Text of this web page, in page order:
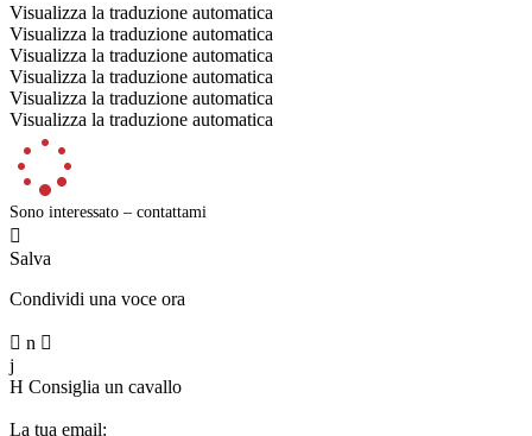
Visualizza la traduzione automatica
Visualizza la traduzione automatica
Visualizza la traduzione automatica
Visualizza la traduzione automatica
Visualizza la traduzione automatica
Visualizza la traduzione automatica
Sono interessato – contattami

Salva
Condividi una voce ora
 n 
j
H Consiglia un cavallo
La tua email: